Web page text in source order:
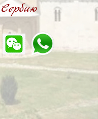
Сербию